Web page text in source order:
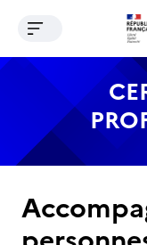
ContenuOuvrir le menu